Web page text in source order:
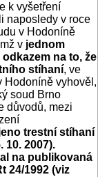
k vyšetření
naposledy v roce
v Hodoníně
v jednom
na to, že
stíhaní, ve
Hodoníně vyhověl,
soud Brno
důvodů, mezi
trestní stíhaní
10. 2007).
na publikovaná
24/1992 (viz